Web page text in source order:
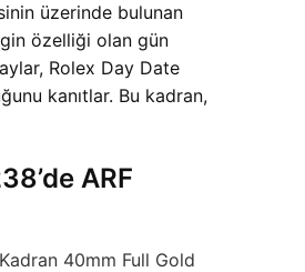
üzerinde bulunan
özelliği olan gün
Rolex Day Date
kanıtlar. Bu kadran,
ARF
40mm Full Gold